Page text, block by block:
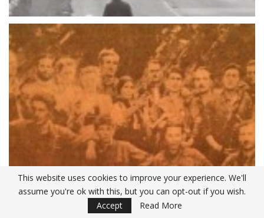
This website uses cookies to improve your experience. We'll
assume you're ok with this, but you can opt-out if you wish.
Accept
Read More